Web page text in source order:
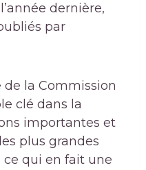
dernière,
par
de la Commission
clé dans la
importantes et
plus grandes
qui en fait une